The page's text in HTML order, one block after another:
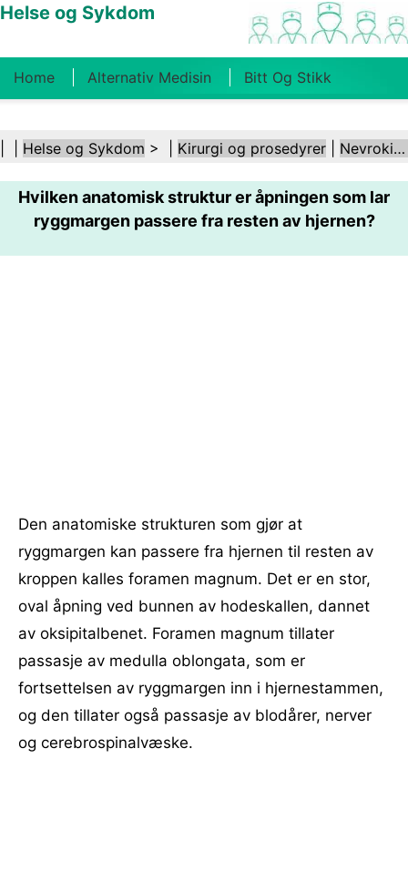
Helse og Sykdom
Home Alternativ Medisin Bitt Og Stikk
Kosthold Og Ernæring Familiehelse
Helsebransjen Psykisk Helse Folkehelse Og
Helse og Sykdom > | Kirurgi og prosedyrer Nevrokirurgi
Hvilken anatomisk struktur er åpningen som lar
ryggmargen passere fra resten av hjernen?
Den anatomiske strukturen som gjør at
ryggmargen kan passere fra hjernen til resten av
kroppen kalles foramen magnum. Det er en stor,
oval åpning ved bunnen av hodeskallen, dannet
av oksipitalbenet. Foramen magnum tillater
passasje av medulla oblongata, som er
fortsettelsen av ryggmargen inn i hjernestammen,
og den tillater også passasje av blodårer, nerver
og cerebrospinalvæske.